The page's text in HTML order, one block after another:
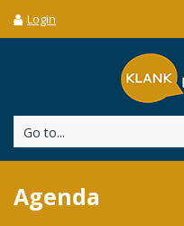
Login
Go to...
Agenda